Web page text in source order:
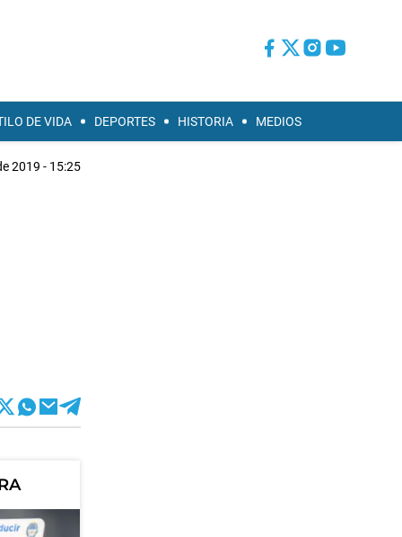
DE VIDA DEPORTES HISTORIA MEDIOS
2019 - 15:25